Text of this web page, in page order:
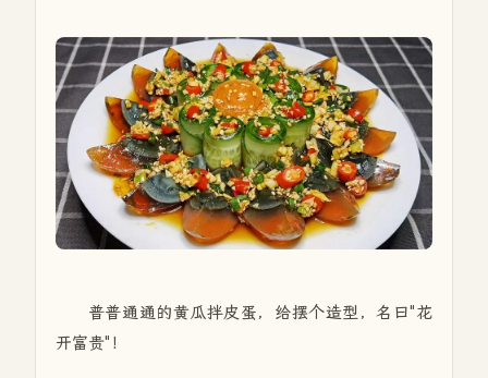
普普通通的黄瓜拌皮蛋，给摆个造型，名曰"花
开富贵"！